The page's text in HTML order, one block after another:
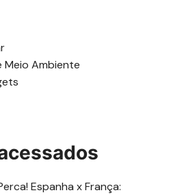
Meio Ambiente
Espanha x França: